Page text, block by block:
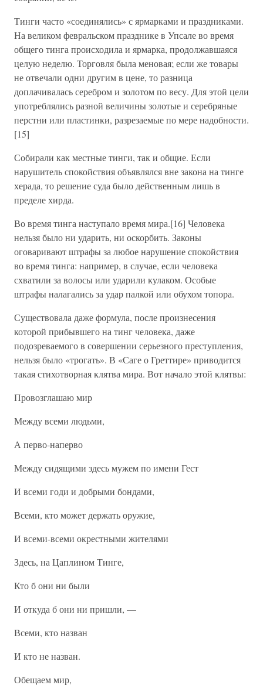
Тинги часто «соединялись» с ярмарками и праздниками.
На великом февральском празднике в Упсале во время
общего тинга происходила и ярмарка, продолжавшаяся
целую неделю. Торговля была меновая; если же товары
не отвечали одни другим в цене, то разница
доплачивалась серебром и золотом по весу. Для этой цели
употреблялись разной величины золотые и серебряные
перстни или пластинки, разрезаемые по мере надобности.
[15]
Собирали как местные тинги, так и общие. Если
нарушитель спокойствия объявлялся вне закона на тинге
херада, то решение суда было действенным лишь в
пределе хирда.
Во время тинга наступало время мира.[16] Человека
нельзя было ни ударить, ни оскорбить. Законы
оговаривают штрафы за любое нарушение спокойствия
во время тинга: например, в случае, если человека
схватили за волосы или ударили кулаком. Особые
штрафы налагались за удар палкой или обухом топора.
Существовала даже формула, после произнесения
которой прибывшего на тинг человека, даже
подозреваемого в совершении серьезного преступления,
нельзя было «трогать». В «Саге о Греттире» приводится
такая стихотворная клятва мира. Вот начало этой клятвы:
Провозглашаю мир
Между всеми людьми,
А перво-наперво
Между сидящими здесь мужем по имени Гест
И всеми годи и добрыми бондами,
Всеми, кто может держать оружие,
И всеми-всеми окрестными жителями
Здесь, на Цаплином Тинге,
Кто б они ни были
И откуда б они ни пришли, —
Всеми, кто назван
И кто не назван.
Обещаем мир,